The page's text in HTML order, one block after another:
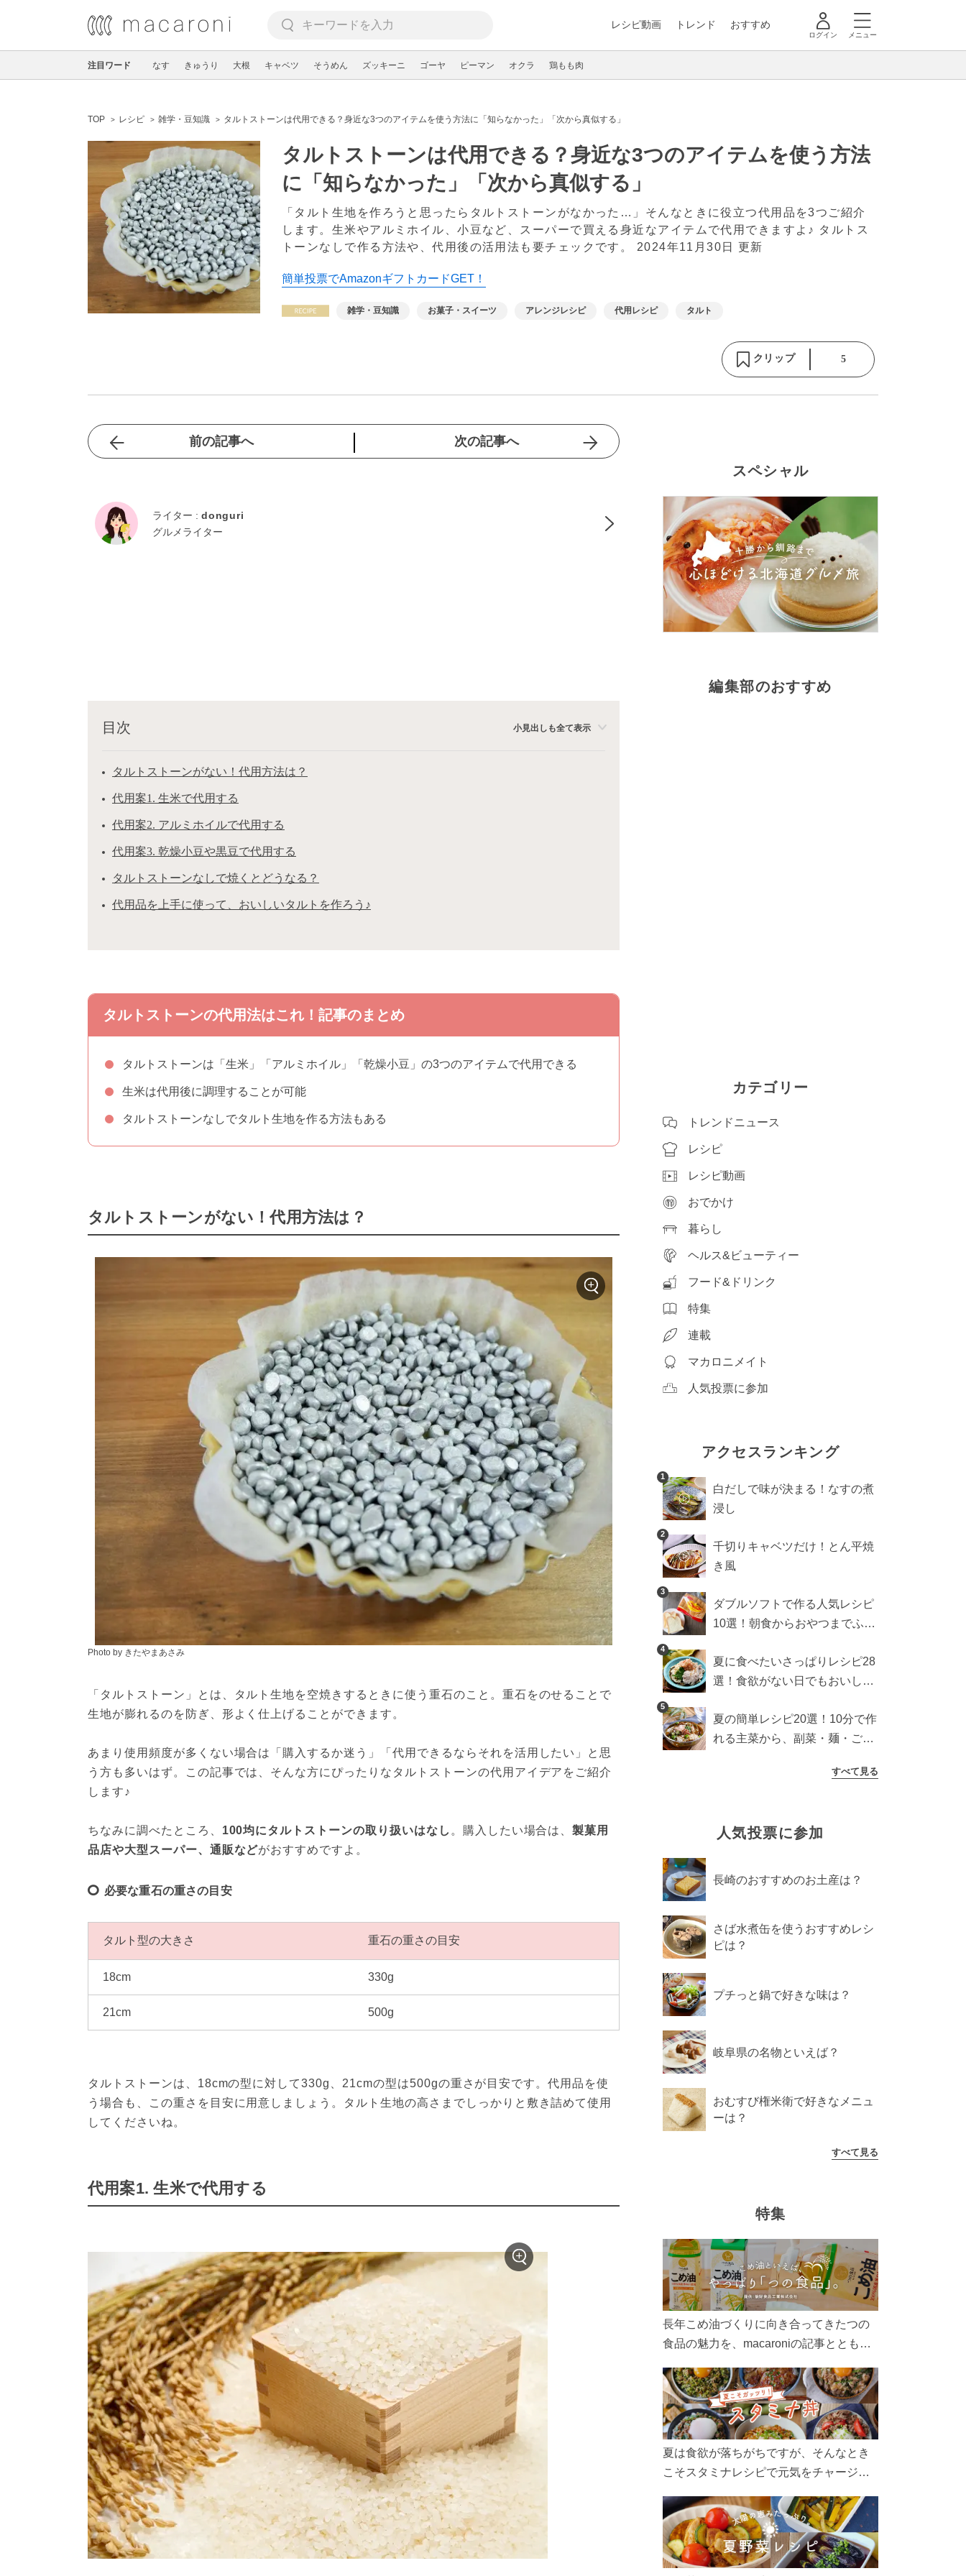
レシピ動画 トレンド おすすめ
ログイン メニュー
注目ワード なす きゅうり 大根 キャベツ そうめん ズッキーニ ゴーヤ ピーマン オクラ 鶏もも肉
TOP レシピ 雑学・豆知識 タルトストーンは代用できる？身近な3つのアイテムを使う方法に「知らなかった」「次から真似する」
タルトストーンは代用できる？身近な3つのアイテムを使う方法
に「知らなかった」「次から真似する」
「タルト生地を作ろうと思ったらタルトストーンがなかった…」そんなときに役立つ代用品を3つご紹介
します。生米やアルミホイル、小豆など、スーパーで買える身近なアイテムで代用できますよ♪ タルトス
トーンなしで作る方法や、代用後の活用法も要チェックです。 2024年11月30日 更新
簡単投票でAmazonギフトカードGET！
雑学・豆知識 お菓子・スイーツ アレンジレシピ 代用レシピ タルト
クリップ 5
前の記事へ 次の記事へ
ライター : donguri
グルメライター
目次 小見出しも全て表示
タルトストーンがない！代用方法は？
代用案1. 生米で代用する
代用案2. アルミホイルで代用する
代用案3. 乾燥小豆や黒豆で代用する
タルトストーンなしで焼くとどうなる？
代用品を上手に使って、おいしいタルトを作ろう♪
タルトストーンの代用法はこれ！記事のまとめ
タルトストーンは「生米」「アルミホイル」「乾燥小豆」の3つのアイテムで代用できる
生米は代用後に調理することが可能
タルトストーンなしでタルト生地を作る方法もある
タルトストーンがない！代用方法は？
Photo by きたやまあさみ
「タルトストーン」とは、タルト生地を空焼きするときに使う重石のこと。重石をのせることで
生地が膨れるのを防ぎ、形よく仕上げることができます。
あまり使用頻度が多くない場合は「購入するか迷う」「代用できるならそれを活用したい」と思
う方も多いはず。この記事では、そんな方にぴったりなタルトストーンの代用アイデアをご紹介
します♪
ちなみに調べたところ、 100均にタルトストーンの取り扱いはなし 。購入したい場合は、製菓用
品店や大型スーパー、通販などがおすすめですよ。
必要な重石の重さの目安
タルト型の大きさ 重石の重さの目安
18cm 330g
21cm 500g
タルトストーンは、18cmの型に対して330g、21cmの型は500gの重さが目安です。代用品を使
う場合も、この重さを目安に用意しましょう。タルト生地の高さまでしっかりと敷き詰めて使用
してくださいね。
代用案1. 生米で代用する
スペシャル
編集部のおすすめ
カテゴリー
トレンドニュース
レシピ
レシピ動画
おでかけ
暮らし
ヘルス&ビューティー
フード&ドリンク
特集
連載
マカロニメイト
人気投票に参加
アクセスランキング
1
白だしで味が決まる！なすの煮
浸し
2
千切りキャベツだけ！とん平焼
き風
3
ダブルソフトで作る人気レシピ
10選！朝食からおやつまでふん
4
夏に食べたいさっぱりレシピ28
選！食欲がない日でもおいしい
5
夏の簡単レシピ20選！10分で作
れる主菜から、副菜・麺・ごは
すべて見る
人気投票に参加
長崎のおすすめのお土産は？
さば水煮缶を使うおすすめレシ
ピは？
プチっと鍋で好きな味は？
岐阜県の名物といえば？
おむすび権米衛で好きなメニュ
ーは？
すべて見る
特集
長年こめ油づくりに向き合ってきたつの
食品の魅力を、macaroniの記事とともに
ん、製造現場や品質へのこだわりまで。
こめ油をもっと好きになるコンテンツを
ぜひお楽しみください。
夏は食欲が落ちがちですが、そんなとき
こそスタミナレシピで元気をチャージ！
リ食べて、夏バテを吹き飛ばしましょ
う！